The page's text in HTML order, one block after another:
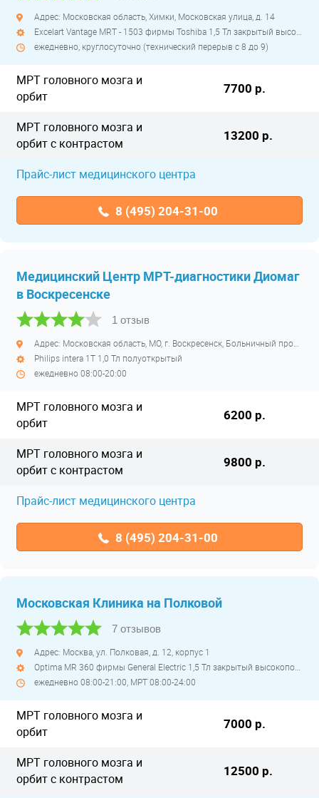
Адрес: Московская область, Химки, Московская улица, д. 14
ежедневно, круглосуточно (технический перерыв с 8 до 9)
МРТ головного мозга и
орбит
7700 р.
МРТ головного мозга и
орбит с контрастом
13200 р.
Прайс-лист медицинского центра
8 (495) 204-31-00
Медицинский Центр МРТ-диагностики Диомаг
в Воскресенске
1 отзыв
Philips intera 1Т 1,0 Тл полуоткрытый
ежедневно 08:00-20:00
МРТ головного мозга и
орбит
6200 р.
МРТ головного мозга и
орбит с контрастом
9800 р.
Прайс-лист медицинского центра
8 (495) 204-31-00
Московская Клиника на Полковой
7 отзывов
Адрес: Москва, ул. Полковая, д. 12, корпус 1
ежедневно 08:00-21:00, МРТ 08:00-24:00
МРТ головного мозга и
орбит
7000 р.
МРТ головного мозга и
орбит с контрастом
12500 р.